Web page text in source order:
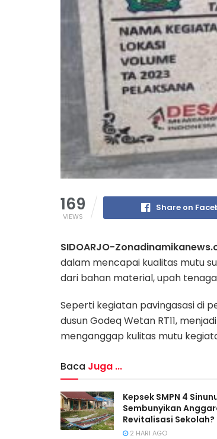
169
VIEWS
Share on
SIDOARJO-
dalam mencapai kualitas mutu
dari bahan material, upah
Seperti kegiatan pavingasasi di
dusun Godeq Wetan RT11,
menganggap kulitas mutu
Baca Juga ...
Kepsek SMPN 4
Sembunyikan
Revitalisasi Sekolah?
2 HARI AGO